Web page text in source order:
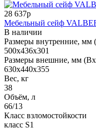
28 637р
Мебельный сейф
В наличии
Размеры внутренние,
500x436x301
Размеры внешние, мм
630x440x355
Вес, кг
38
Объём, л
66/13
Класс взломостойкости
класс S1